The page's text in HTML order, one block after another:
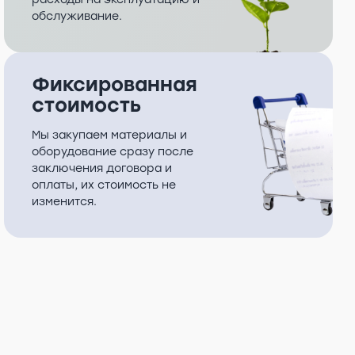
обслуживание.
Фиксированная
стоимость
Мы закупаем материалы и
оборудование сразу после
заключения договора и
оплаты, их стоимость не
изменится.